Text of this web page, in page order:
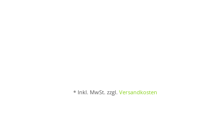
* Inkl. MwSt. zzgl. Versandkosten